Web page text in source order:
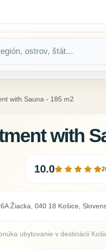
with Sauna - 185 m2
with
10.0
Žiacka, 040 18 Košice,
ubytovanie v destinácii